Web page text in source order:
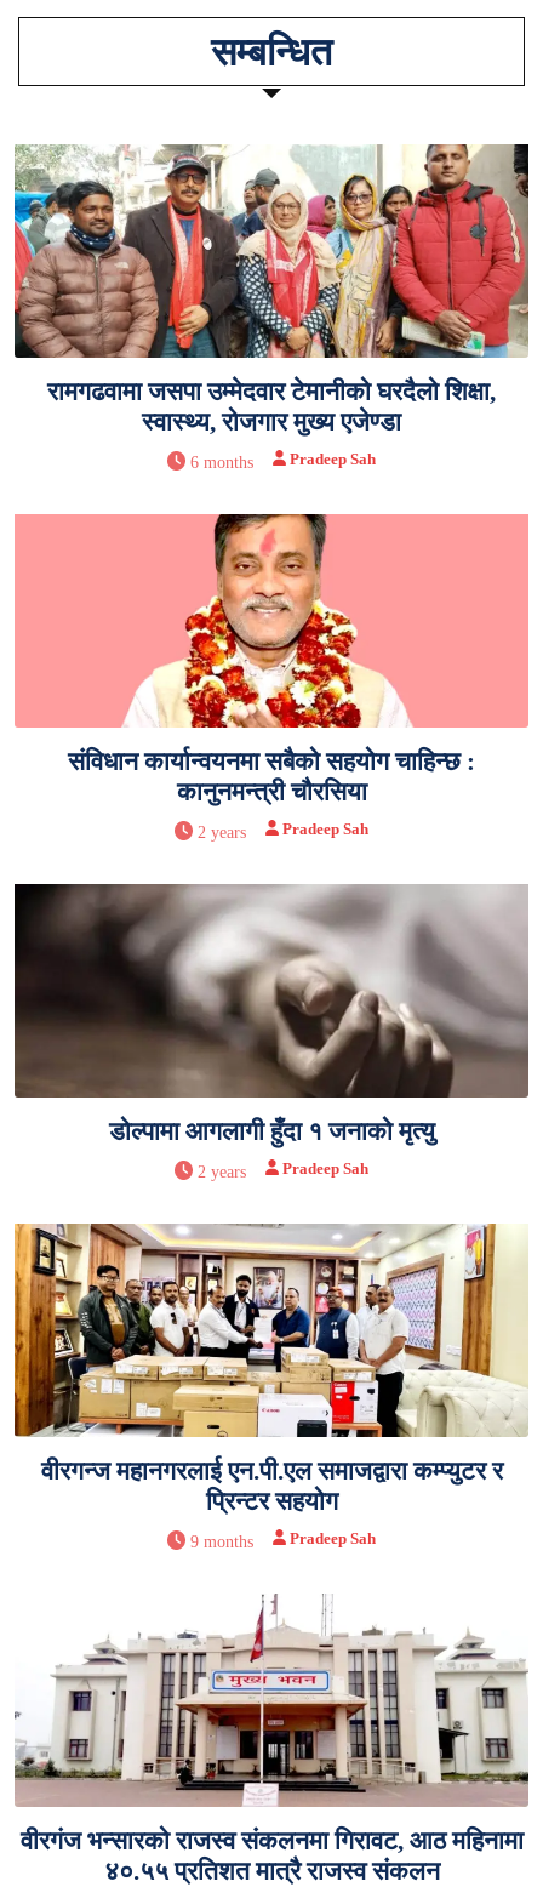
सम्बन्धित
रामगढवामा जसपा उम्मेदवार टेमानीको घरदैलो शिक्षा,
स्वास्थ्य, रोजगार मुख्य एजेण्डा
6 months Pradeep Sah
संविधान कार्यान्वयनमा सबैको सहयोग चाहिन्छ :
कानुनमन्त्री चौरसिया
2 years Pradeep Sah
डोल्पामा आगलागी हुँदा १ जनाको मृत्यु
2 years Pradeep Sah
वीरगन्ज महानगरलाई एन.पी.एल समाजद्वारा कम्प्युटर र
प्रिन्टर सहयोग
9 months Pradeep Sah
वीरगंज भन्सारको राजस्व संकलनमा गिरावट, आठ महिनामा
४०.५५ प्रतिशत मात्रै राजस्व संकलन